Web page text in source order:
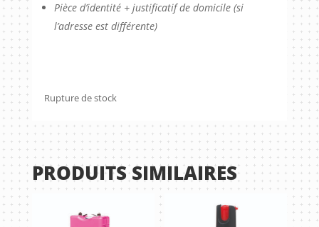
Pièce d’identité + justificatif de domicile (si
l’adresse est différente)
Rupture de stock
PRODUITS SIMILAIRES